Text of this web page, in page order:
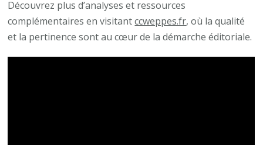
Découvrez plus d’analyses et ressources
complémentaires en visitantccweppes.fr, où la qualité
et la pertinence sont au cœur de la démarche éditoriale.